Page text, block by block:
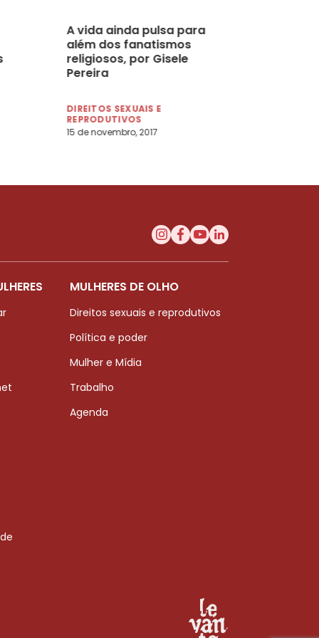
A vida ainda pulsa para
além dos fanatismos
religiosos, por Gisele
Pereira
DIREITOS SEXUAIS E
REPRODUTIVOS
15 de novembro, 2017
MULHERES DE OLHO
Direitos sexuais e reprodutivos
Política e poder
Mulher e Mídia
Trabalho
Agenda